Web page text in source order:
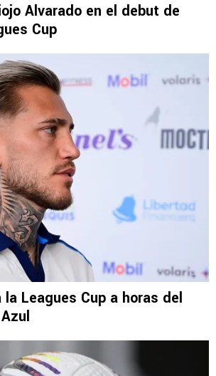
Alvarado en el debut de
Cup
Leagues Cup a horas del